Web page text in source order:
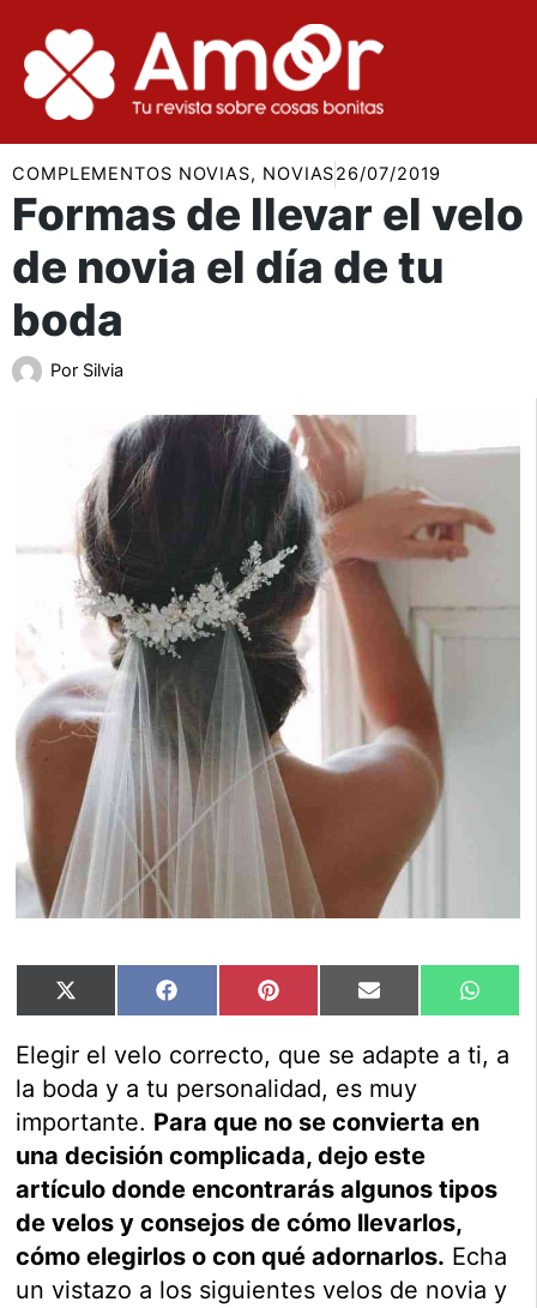
contenido
COMPLEMENTOS NOVIAS, NOVIAS26/07/2019
Formas de llevar el velo
de novia el día de tu
boda
Por Silvia
Compartir
en
X
(Twitter)
Compartir
en
Facebook Compartir
en
Pinterest Compartir
en
Email
en
Elegir el velo correcto, que se adapte a ti, a
la boda y a tu personalidad, es muy
importante. Para que no se convierta en
una decisión complicada, dejo este
artículo donde encontrarás algunos tipos
de velos y consejos de cómo llevarlos,
cómo elegirlos o con qué adornarlos. Echa
un vistazo a los siguientes velos de novia y